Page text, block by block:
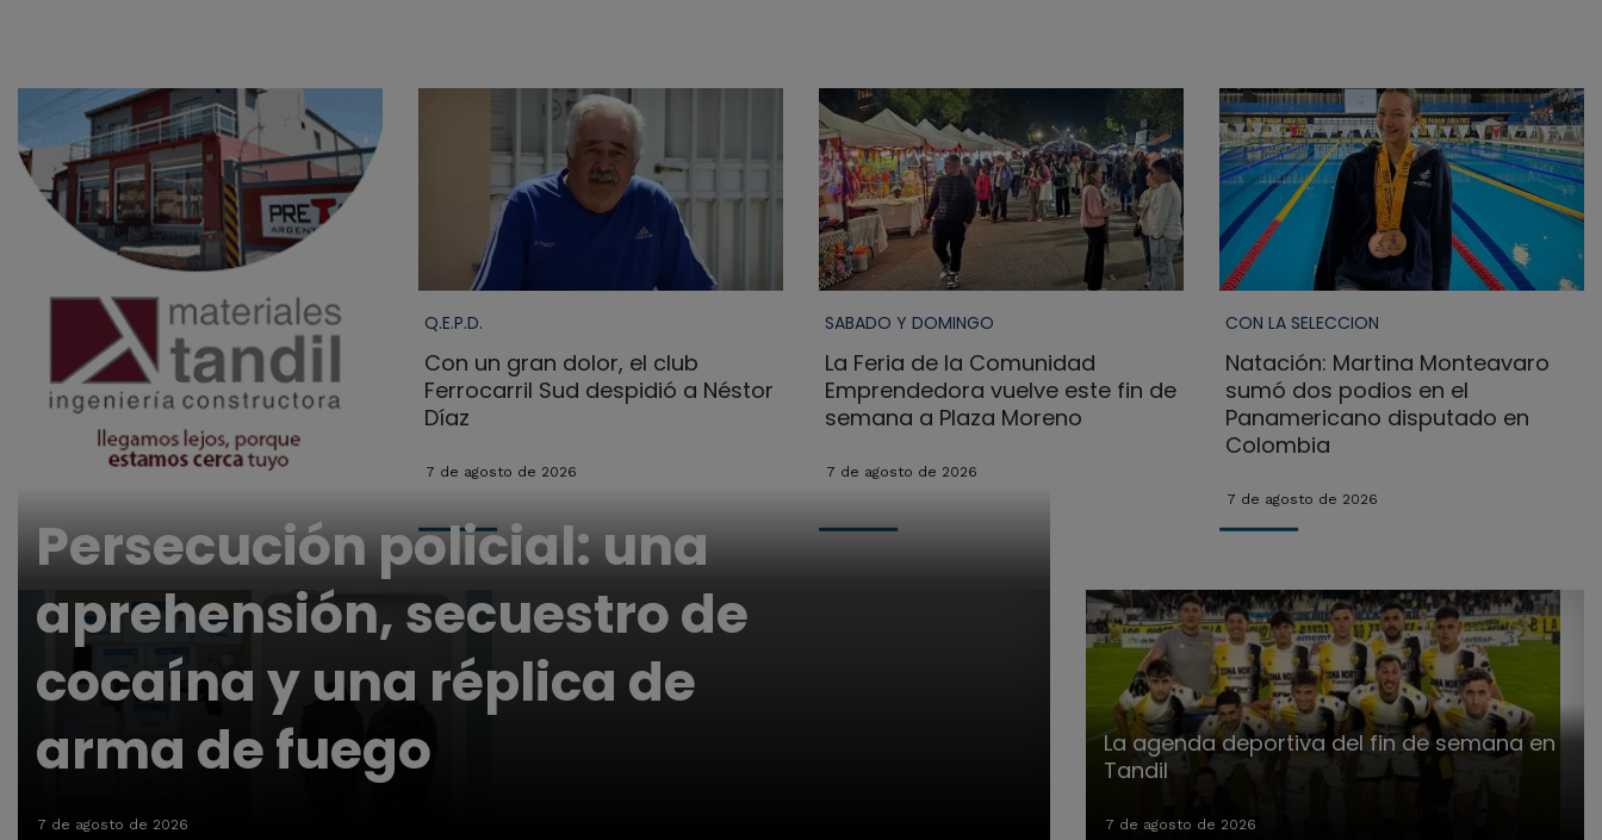
Q.E.P.D.
Con un gran dolor, el club
Ferrocarril Sud despidió a Néstor
Díaz
7 de agosto de 2026
SABADO Y DOMINGO
La Feria de la Comunidad
Emprendedora vuelve este fin de
semana a Plaza Moreno
7 de agosto de 2026
CON LA SELECCION
Natación: Martina Monteavaro
sumó dos podios en el
Panamericano disputado en
Colombia
7 de agosto de 2026
Persecución policial: una
aprehensión, secuestro de
cocaína y una réplica de
arma de fuego
7 de agosto de 2026
La agenda deportiva del fin de semana en
Tandil
7 de agosto de 2026